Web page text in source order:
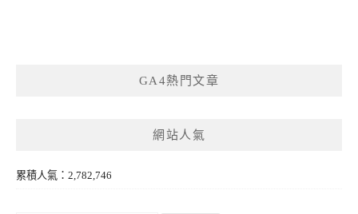
GA4熱門文章
網站人氣
累積人氣：2,782,746